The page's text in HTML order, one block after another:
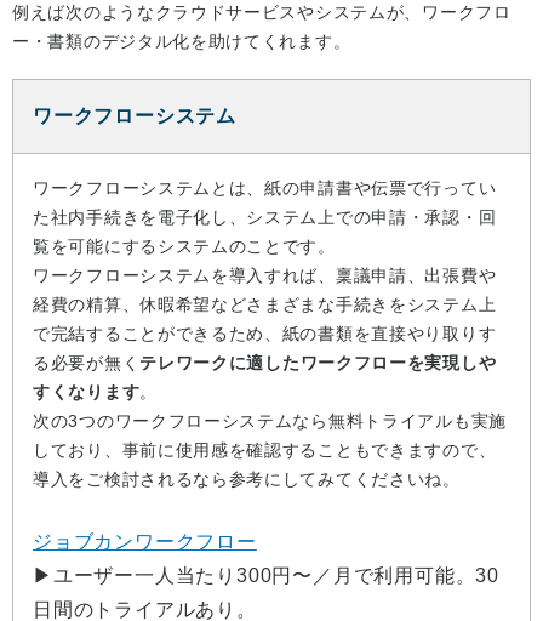
例えば次のようなクラウドサービスやシステムが、ワークフロ
ー・書類のデジタル化を助けてくれます。
ワークフローシステム
ワークフローシステムとは、紙の申請書や伝票で行ってい
た社内手続きを電子化し、システム上での申請・承認・回
覧を可能にするシステムのことです。
ワークフローシステムを導入すれば、稟議申請、出張費や
経費の精算、休暇希望などさまざまな手続きをシステム上
で完結することができるため、紙の書類を直接やり取りす
る必要が無く テレワークに適したワークフローを実現しや
すくなります。
次の3つのワークフローシステムなら無料トライアルも実施
しており、事前に使用感を確認することもできますので、
導入をご検討されるなら参考にしてみてくださいね。
ジョブカンワークフロー
▶︎ユーザー一人当たり300円〜／月で利用可能。30
日間のトライアルあり。